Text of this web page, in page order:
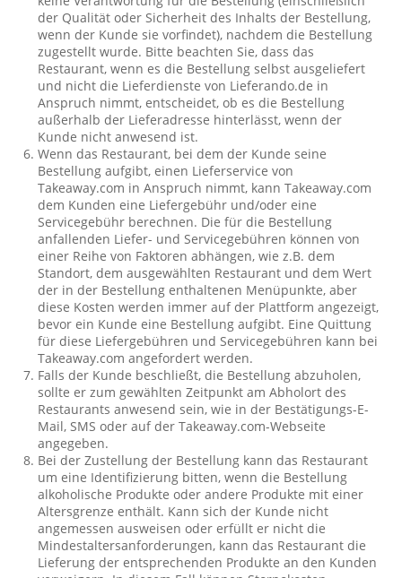
der Qualität oder Sicherheit des Inhalts der Bestellung,
wenn der Kunde sie vorfindet), nachdem die Bestellung
zugestellt wurde. Bitte beachten Sie, dass das
Restaurant, wenn es die Bestellung selbst ausgeliefert
und nicht die Lieferdienste von Lieferando.de in
Anspruch nimmt, entscheidet, ob es die Bestellung
außerhalb der Lieferadresse hinterlässt, wenn der
Kunde nicht anwesend ist.
Wenn das Restaurant, bei dem der Kunde seine
Bestellung aufgibt, einen Lieferservice von
Takeaway.com in Anspruch nimmt, kann Takeaway.com
dem Kunden eine Liefergebühr und/oder eine
Servicegebühr berechnen. Die für die Bestellung
anfallenden Liefer- und Servicegebühren können von
einer Reihe von Faktoren abhängen, wie z.B. dem
Standort, dem ausgewählten Restaurant und dem Wert
der in der Bestellung enthaltenen Menüpunkte, aber
diese Kosten werden immer auf der Plattform angezeigt,
bevor ein Kunde eine Bestellung aufgibt. Eine Quittung
für diese Liefergebühren und Servicegebühren kann bei
Takeaway.com angefordert werden.
Falls der Kunde beschließt, die Bestellung abzuholen,
sollte er zum gewählten Zeitpunkt am Abholort des
Restaurants anwesend sein, wie in der Bestätigungs-E-
Mail, SMS oder auf der Takeaway.com-Webseite
angegeben.
Bei der Zustellung der Bestellung kann das Restaurant
um eine Identifizierung bitten, wenn die Bestellung
alkoholische Produkte oder andere Produkte mit einer
Altersgrenze enthält. Kann sich der Kunde nicht
angemessen ausweisen oder erfüllt er nicht die
Mindestaltersanforderungen, kann das Restaurant die
Lieferung der entsprechenden Produkte an den Kunden